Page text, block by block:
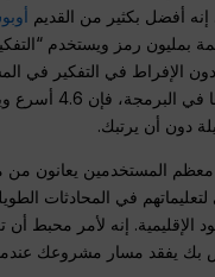
بمليون رمز ويستخدم
الإفراط في التفكير في
بينما كان 4.5
دون أن يرتبك.
معظم المستخدمين يعانون من
لتعليماتهم في المحادثات
الإقليمية. إنه لأمر محبط أن
بك يفقد مسار مشروعك